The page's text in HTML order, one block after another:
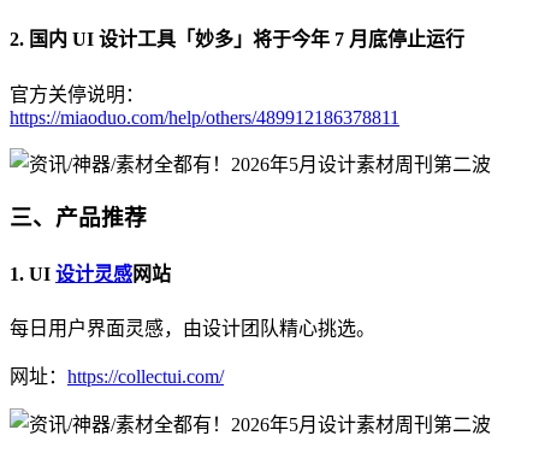
2. 国内 UI 设计工具「妙多」将于今年 7 月底停止运行
官方关停说明：
https://miaoduo.com/help/others/489912186378811
三、产品推荐
1. UI 设计灵感网站
每日用户界面灵感，由设计团队精心挑选。
网址： https://collectui.com/